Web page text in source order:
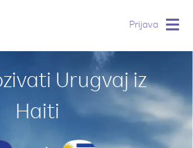
Prijava
Urugvaj iz
Haiti